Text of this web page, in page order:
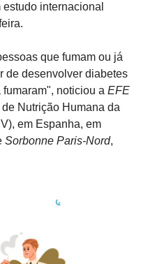
internacional
que fumam ou já
de desenvolver diabetes
noticiou a EFE
Nutrição Humana da
em Espanha, em
Sorbonne Paris-Nord,